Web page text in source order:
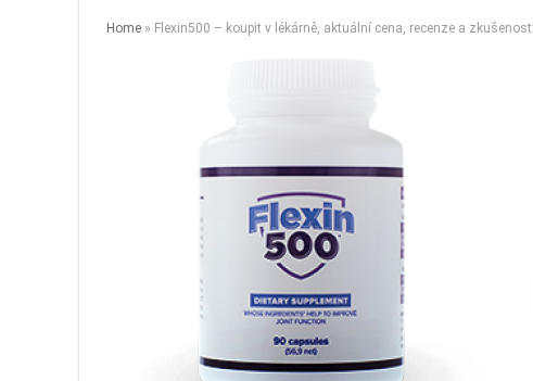
Home » Flexin500 – koupit v lékárně, aktuální cena, recenze a